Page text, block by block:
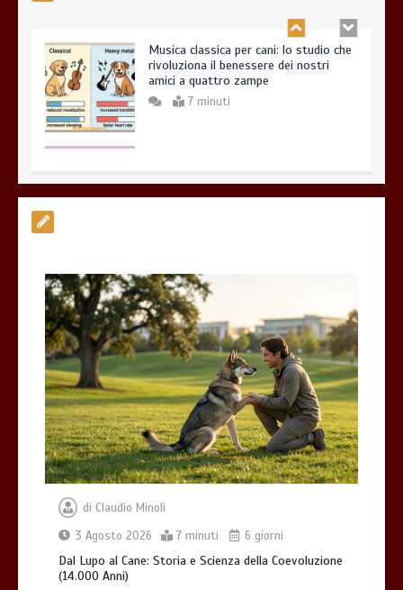
Musica classica per cani: lo studio che
rivoluziona il benessere dei nostri
amici a quattro zampe
7 minuti
Giochi di attivazione mentale – il
piatto gioco liv.2 trixie
4 minuti
Dal Lupo al Cane: Storia e Scienza della
Coevoluzione (14.000 Anni)
di Claudio Minoli
3 Agosto 2026
7 minuti 6 giorni
Dal Lupo al Cane: Storia e Scienza della Coevoluzione
(14.000 Anni)